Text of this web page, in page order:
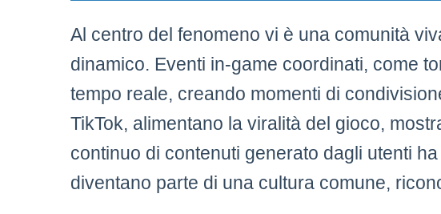
Al centro del fenomeno vi è una comunità
dinamico. Eventi in-game coordinati, come
tempo reale, creando momenti di
TikTok, alimentano la viralità del gioco,
continuo di contenuti generato dagli utenti
diventano parte di una cultura comune,